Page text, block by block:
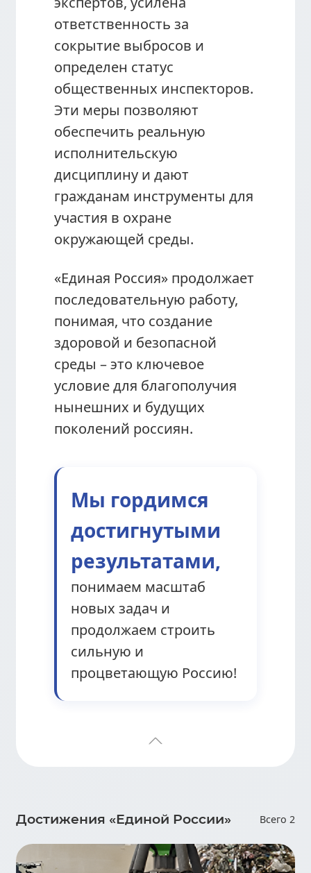
ответственность за
сокрытие выбросов и
определен статус
общественных инспекторов.
Эти меры позволяют
обеспечить реальную
исполнительскую
дисциплину и дают
гражданам инструменты для
участия в охране
окружающей среды.
«Единая Россия» продолжает
последовательную работу,
понимая, что создание
здоровой и безопасной
среды – это ключевое
условие для благополучия
нынешних и будущих
поколений россиян.
Мы гордимся
достигнутыми
результатами,
понимаем масштаб
новых задач и
продолжаем строить
сильную и
процветающую Россию!
Достижения «Единой России» Всего 2